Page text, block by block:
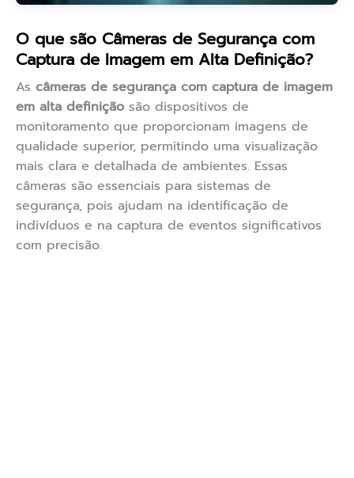
O que são Câmeras de Segurança com
Captura de Imagem em Alta Definição?
As câmeras de segurança com captura de imagem
em alta definição são dispositivos de
monitoramento que proporcionam imagens de
qualidade superior, permitindo uma visualização
mais clara e detalhada de ambientes. Essas
câmeras são essenciais para sistemas de
segurança, pois ajudam na identificação de
indivíduos e na captura de eventos significativos
com precisão.